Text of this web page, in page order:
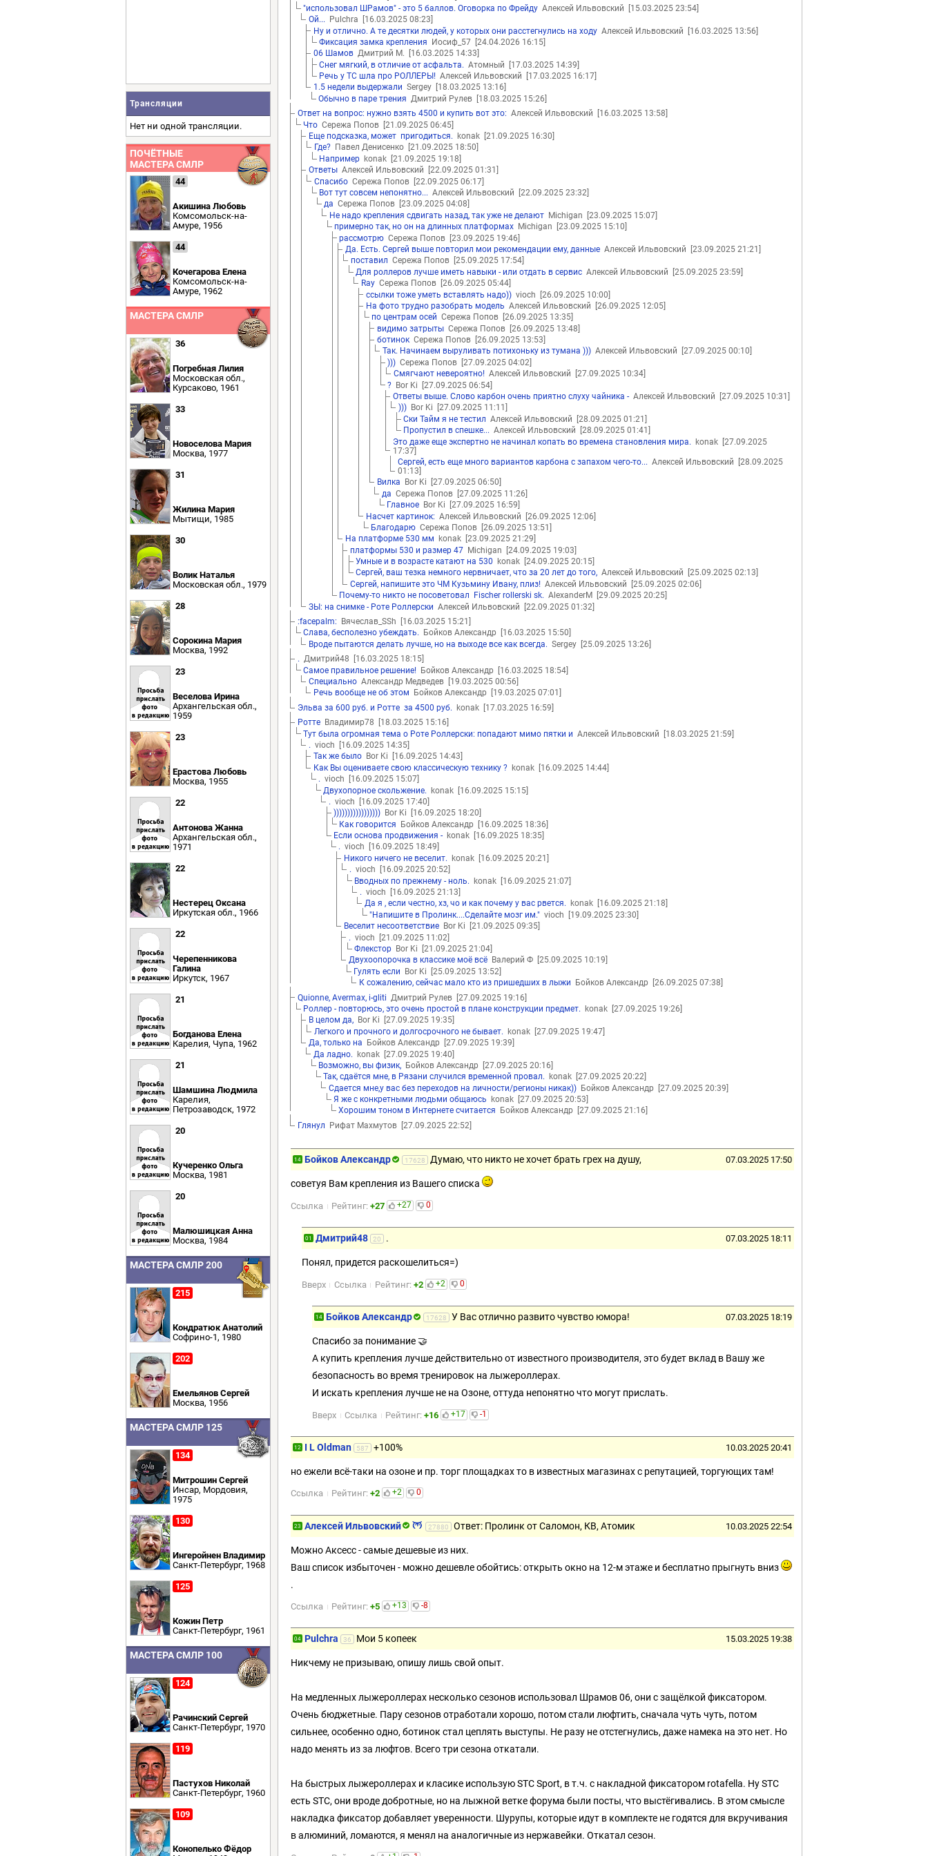
Трансляции
Нет ни одной трансляции.
ПОЧЁТНЫЕ
МАСТЕРА СМЛР
44
Акишина Любовь
Комсомольск-на-
Амуре, 1956
44
Кочегарова Елена
Комсомольск-на-
Амуре, 1962
МАСТЕРА СМЛР
36
Погребная Лилия
Московская обл.,
Курсаково, 1961
33
Новоселова Мария
Москва, 1977
31
Жилина Мария
Мытищи, 1985
30
Волик Наталья
Московская обл., 1979
28
Сорокина Мария
Москва, 1992
23
Веселова Ирина
Архангельская обл.,
1959
23
Ерастова Любовь
Москва, 1955
22
Антонова Жанна
Архангельская обл.,
1971
22
Нестерец Оксана
Иркутская обл., 1966
22
Черепенникова
Галина
Иркутск, 1967
21
Богданова Елена
Карелия, Чупа, 1962
21
Шамшина Людмила
Карелия,
Петрозаводск, 1972
20
Кучеренко Ольга
Москва, 1981
20
Малюшицкая Анна
Москва, 1984
МАСТЕРА СМЛР 200
215
Кондратюк Анатолий
Софрино-1, 1980
202
Емельянов Сергей
Москва, 1956
МАСТЕРА СМЛР 125
134
Митрошин Сергей
Инсар, Мордовия,
1975
130
Ингеройнен Владимир
Санкт-Петербург, 1968
125
Кожин Петр
Санкт-Петербург, 1961
МАСТЕРА СМЛР 100
124
Рачинский Сергей
Санкт-Петербург, 1970
119
Пастухов Николай
Санкт-Петербург, 1960
109
Конопелько Фёдор
"использовал ШРамов" - это 5 баллов. Оговорка по Фрейду Алексей Ильвовский
[15.03.2025 23:54]
Ой... Pulchra
[16.03.2025 08:23]
Ну и отлично. А те десятки людей, у которых они расстегнулись на ходуАлексей Ильвовский
[16.03.2025 13:56]
Фиксация замка крепления Иосиф_57
[24.04.2026 16:15]
06 ШамовДмитрий М.
[16.03.2025 14:33]
Снег мягкий, в отличие от асфальта. Атомный
[17.03.2025 14:39]
Речь у ТС шла про РОЛЛЕРЫ! Алексей Ильвовский
[17.03.2025 16:17]
1.5 недели выдержали Sergey
[18.03.2025 13:16]
Обычно в паре трения Дмитрий Рулев [18.03.2025 15:26]
Ответ на вопрос: нужно взять 4500 и купить вот это: Алексей Ильвовский
[16.03.2025 13:58]
Что Сережа Попов [21.09.2025 06:45]
Еще подсказка, может пригодиться. konak
[21.09.2025 16:30]
Где?Павел Денисенко
[21.09.2025 18:50]
Например konak [21.09.2025 19:18]
ОтветыАлексей Ильвовский
[22.09.2025 01:31]
СпасибоСережа Попов [22.09.2025 06:17]
Вот тут совсем непонятно... Алексей Ильвовский
[22.09.2025 23:32]
да Сережа Попов
[23.09.2025 04:08]
Не надо крепления сдвигать назад, так уже не делаютMichigan
[23.09.2025 15:07]
примерно так, но он на длинных платформах Michigan
[23.09.2025 15:10]
рассмотрю Сережа Попов [23.09.2025 19:46]
Да. Есть. Сергей выше повторил мои рекомендации ему, данныеАлексей Ильвовский
[23.09.2025 21:21]
поставил Сережа Попов
[25.09.2025 17:54]
Для роллеров лучше иметь навыки - или отдать в сервис Алексей Ильвовский
[25.09.2025 23:59]
RayСережа Попов
[26.09.2025 05:44]
ссылки тоже уметь вставлять надо))vioch
[26.09.2025 10:00]
На фото трудно разобрать модель Алексей Ильвовский
[26.09.2025 12:05]
по центрам осей Сережа Попов
[26.09.2025 13:35]
видимо затрытыСережа Попов [26.09.2025 13:48]
ботинокСережа Попов
[26.09.2025 13:53]
Так. Начинаем выруливать потихоньку из тумана )))Алексей Ильвовский
[27.09.2025 00:10]
))) Сережа Попов [27.09.2025 04:02]
Смягчают невероятно!Алексей Ильвовский
[27.09.2025 10:34]
? Bor Ki
[27.09.2025 06:54]
Ответы выше. Слово карбон очень приятно слуху чайника -Алексей Ильвовский
[27.09.2025 10:31]
)))Bor Ki
[27.09.2025 11:11]
Ски Тайм я не тестил Алексей Ильвовский
[28.09.2025 01:21]
Пропустил в спешке... Алексей Ильвовский
[28.09.2025 01:41]
Это даже еще экспертно не начинал копать во времена становления мира. konak [27.09.2025
17:37]
Сергей, есть еще много вариантов карбона с запахом чего-то... Алексей Ильвовский
[28.09.2025
01:13]
Вилка Bor Ki
[27.09.2025 06:50]
да Сережа Попов [27.09.2025 11:26]
Главное Bor Ki
[27.09.2025 16:59]
Насчет картинок: Алексей Ильвовский
[26.09.2025 12:06]
Благодарю Сережа Попов
[26.09.2025 13:51]
На платформе 530 мм konak
[23.09.2025 21:29]
платформы 530 и размер 47 Michigan
[24.09.2025 19:03]
Умные и в возрасте катают на 530 konak
[24.09.2025 20:15]
Сергей, ваш тезка немного нервничает, что за 20 лет до того, Алексей Ильвовский
[25.09.2025 02:13]
Сергей, напишите это ЧМ Кузьмину Ивану, плиз! Алексей Ильвовский
[25.09.2025 02:06]
Почему-то никто не посоветовал Fischer rollerski sk. AlexanderM
[29.09.2025 20:25]
ЗЫ: на снимке - Роте Роллерски Алексей Ильвовский
[22.09.2025 01:32]
:facepalm: Вячеслав_SSh
[16.03.2025 15:21]
Слава, бесполезно убеждать. Бойков Александр
[16.03.2025 15:50]
Вроде пытаются делать лучше, но на выходе все как всегда. Sergey [25.09.2025 13:26]
. Дмитрий48
[16.03.2025 18:15]
Самое правильное решение! Бойков Александр
[16.03.2025 18:54]
СпециальноАлександр Медведев
[19.03.2025 00:56]
Речь вообще не об этом Бойков Александр
[19.03.2025 07:01]
Эльва за 600 руб. и Ротте за 4500 руб. konak [17.03.2025 16:59]
РоттеВладимир78
[18.03.2025 15:16]
Тут была огромная тема о Роте Роллерски: попадают мимо пятки и Алексей Ильвовский
[18.03.2025 21:59]
. vioch
[16.09.2025 14:35]
Так же былоBor Ki
[16.09.2025 14:43]
Как Вы оцениваете свою классическую технику ?konak [16.09.2025 14:44]
. vioch
[16.09.2025 15:07]
Двухопорное скольжение. konak [16.09.2025 15:15]
. vioch
[16.09.2025 17:40]
))))))))))))))))) Bor Ki
[16.09.2025 18:20]
Как говорится Бойков Александр
[16.09.2025 18:36]
Если основа продвижения - konak
[16.09.2025 18:35]
. vioch
[16.09.2025 18:49]
Никого ничего не веселит. konak [16.09.2025 20:21]
. vioch
[16.09.2025 20:52]
Вводных по прежнему - ноль. konak [16.09.2025 21:07]
. vioch
[16.09.2025 21:13]
Да я , если честно, хз, чо и как почему у вас рвется. konak
[16.09.2025 21:18]
"Напишите в Пролинк....Сделайте мозг им." vioch
[19.09.2025 23:30]
Веселит несоответствиеBor Ki
[21.09.2025 09:35]
. vioch
[21.09.2025 11:02]
Флекстор Bor Ki
[21.09.2025 21:04]
Двухоопорочка в классике моё всё Валерий Ф
[25.09.2025 10:19]
Гулять если Bor Ki
[25.09.2025 13:52]
К сожалению, сейчас мало кто из пришедших в лыжи Бойков Александр
[26.09.2025 07:38]
Quionne, Avermax, i-gliti Дмитрий Рулев [27.09.2025 19:16]
Роллер - повторюсь, это очень простой в плане конструкции предмет. konak
[27.09.2025 19:26]
В целом да,Bor Ki
[27.09.2025 19:35]
Легкого и прочного и долгосрочного не бывает. konak [27.09.2025 19:47]
Да, только на Бойков Александр
[27.09.2025 19:39]
Да ладно. konak [27.09.2025 19:40]
Возможно, вы физик, Бойков Александр
[27.09.2025 20:16]
Так, сдаётся мне, в Рязани случился временной провал.
konak
[27.09.2025 20:22]
Сдается мне,у вас без переходов на личности/регионы никак))Бойков Александр
[27.09.2025 20:39]
Я же с конкретными людьми общаюсь konak
[27.09.2025 20:53]
Хорошим тоном в Интернете считается
Бойков Александр
[27.09.2025 21:16]
Глянул Рифат Махмутов [27.09.2025 22:52]
14 Бойков Александр 17628 Думаю, что никто не хочет брать грех на душу, 07.03.2025 17:50
советуя Вам крепления из Вашего списка
Ссылка Рейтинг:+27 +27 0
01 Дмитрий48 20 . 07.03.2025 18:11
Понял, придется раскошелиться=)
Вверх Ссылка Рейтинг: +2 +2 0
14 Бойков Александр 17628 У Вас отлично развито чувство юмора! 07.03.2025 18:19
Спасибо за понимание 🤝
А купить крепления лучше действительно от известного производителя, это будет вклад в Вашу же
безопасность во время тренировок на лыжероллерах.
И искать крепления лучше не на Озоне, оттуда непонятно что могут прислать.
Вверх Ссылка Рейтинг:+16 +17 -1
12 I L Oldman 587 +100% 10.03.2025 20:41
но ежели всё-таки на озоне и пр. торг площадках то в известных магазинах с репутацией, торгующих там!
Ссылка Рейтинг:+2 +2 0
23 Алексей Ильвовский 27880 Ответ: Пролинк от Саломон, КВ, Атомик 10.03.2025 22:54
Можно Аксесс - самые дешевые из них.
Ваш список избыточен - можно дешевле обойтись: открыть окно на 12-м этаже и бесплатно прыгнуть вниз
.
Ссылка Рейтинг:+5 +13 -8
04 Pulchra 36 Мои 5 копеек 15.03.2025 19:38
Никчему не призываю, опишу лишь свой опыт.
На медленных лыжероллерах несколько сезонов использовал Шрамов 06, они с защёлкой фиксатором.
Очень бюджетные. Пару сезонов отработали хорошо, потом стали люфтить, сначала чуть чуть, потом
сильнее, особенно одно, ботинок стал цеплять выступы. Не разу не отстегнулись, даже намека на это нет. Но
надо менять из за люфтов. Всего три сезона откатали.
На быстрых лыжероллерах и класике использую STC Sport, в т.ч. с накладной фиксатором rotafella. Ну STC
есть STC, они вроде добротные, но на лыжной ветке форума были посты, что выстёгивались. В этом смысле
накладка фиксатор добавляет уверенности. Шурупы, которые идут в комплекте не годятся для вкручивания
в алюминий, ломаются, я менял на аналогичные из нержавейки. Откатал сезон.